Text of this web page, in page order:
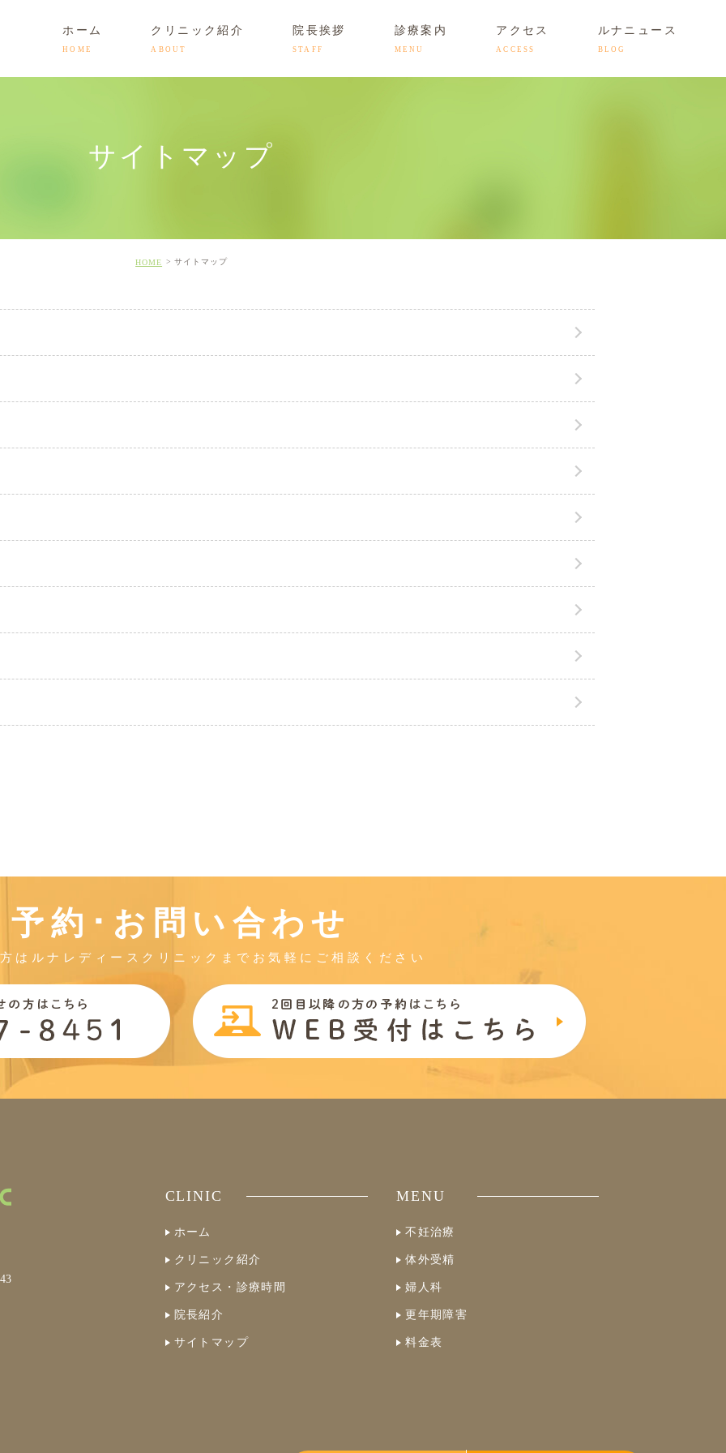
ホーム
HOME
クリニック紹介
ABOUT
初診予約・お問い合わせ 料金表
院長挨拶
STAFF
診療案内
MENU
更年期障害 健康相談(カウンセリング)
アクセス
ACCESS
ルナニュース
BLOG
サイトマップ
HOME サイトマップ
予約･お問い合わせ
はルナレディースクリニックまでお気軽にご相談ください
CLINIC
ホーム
クリニック紹介
アクセス・診療時間
院長紹介
サイトマップ
MENU
不妊治療
体外受精
婦人科
更年期障害
料金表